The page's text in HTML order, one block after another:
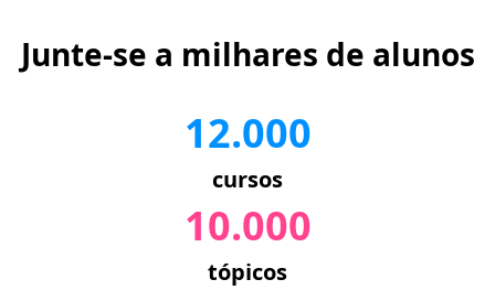
Junte-se a milhares de alunos
12.000
cursos
10.000
tópicos